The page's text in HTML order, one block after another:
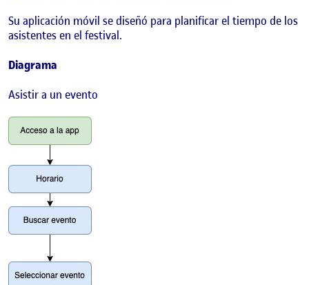
Su aplicación móvil se diseñó para planificar el tiempo de los
asistentes en el festival.
Diagrama
Asistir a un evento